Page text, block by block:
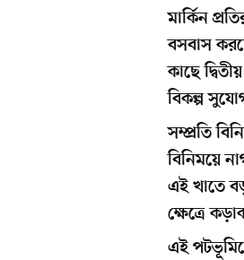
মার্কিন
বসবাস
কাছে
বিকল্প
সম্প্রতি
বিনিময়ে
এই খাতে
ক্ষেত্রে
এই